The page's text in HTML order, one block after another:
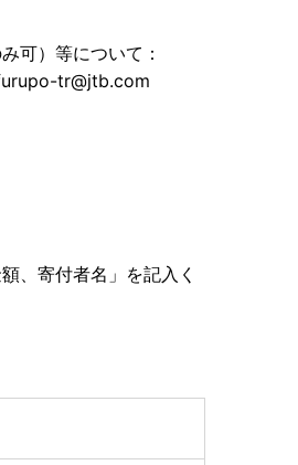
可）等について：
tr@jtb.com
、寄付者名」を記入く